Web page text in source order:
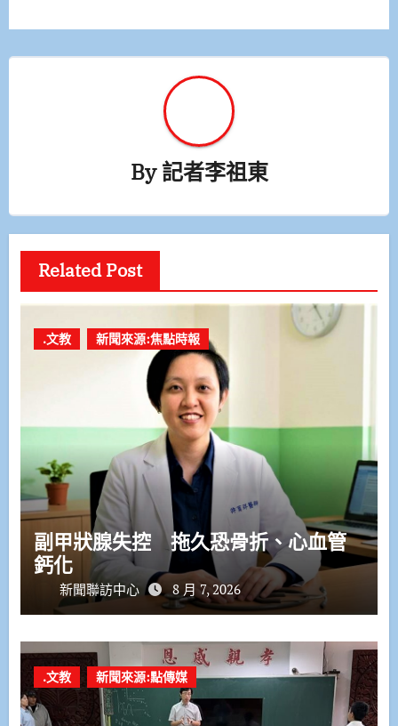
覽
By記者李祖東
Related Post
.文教 新聞來源:焦點時報
副甲狀腺失控 拖久恐骨折、心血管
鈣化
新聞聯訪中心 8 月 7, 2026
.文教 新聞來源:點傳媒